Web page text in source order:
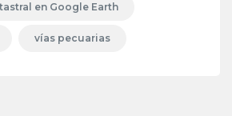
en Google Earth
vías pecuarias